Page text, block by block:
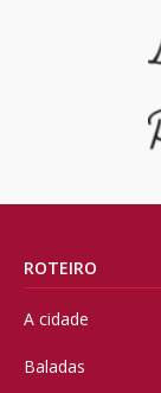
ROTEIRO
A cidade
Baladas